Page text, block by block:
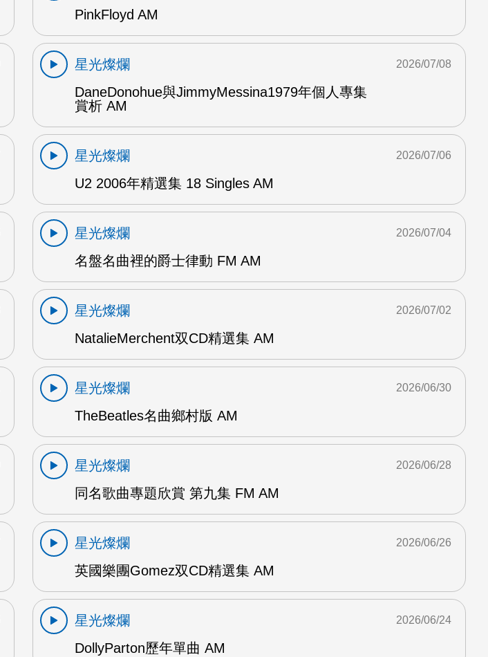
PinkFloyd AM
星光燦爛
DaneDonohue與JimmyMessina1979年個人專集
賞析 AM
2026/07/08
星光燦爛
U2 2006年精選集 18 Singles AM
2026/07/06
星光燦爛
名盤名曲裡的爵士律動 FM AM
2026/07/04
星光燦爛
NatalieMerchent双CD精選集 AM
2026/07/02
星光燦爛
TheBeatles名曲鄉村版 AM
2026/06/30
星光燦爛
同名歌曲專題欣賞 第九集 FM AM
2026/06/28
星光燦爛
英國樂團Gomez双CD精選集 AM
2026/06/26
星光燦爛
DollyParton歷年單曲 AM
2026/06/24